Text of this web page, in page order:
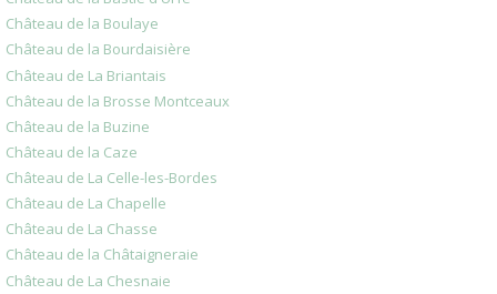
Château de la Boulaye
Château de la Bourdaisière
Château de La Briantais
Château de la Brosse Montceaux
Château de la Buzine
Château de la Caze
Château de La Celle-les-Bordes
Château de La Chapelle
Château de La Chasse
Château de la Châtaigneraie
Château de La Chesnaie